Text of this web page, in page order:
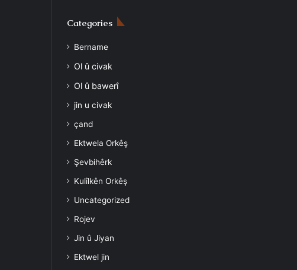
Categories
Bername
Ol û civak
Ol û bawerî
jin u civak
çand
Ektwela Orkêş
Şevbihêrk
Kulîlkên Orkêş
Uncategorized
Rojev
Jin û Jiyan
Ektwel jin